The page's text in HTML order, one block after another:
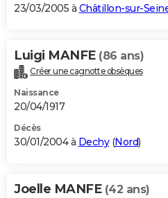
23/03/2005 à Châtillon-sur-
Luigi MANFE (86 ans)
Créer une cagnotte obsèques
Naissance
20/04/1917
Décès
30/01/2004 à Dechy(Nord)
Joelle MANFE (42 ans)